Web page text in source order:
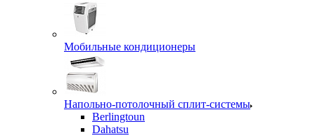
Мобильные кондиционеры
Напольно-потолочный сплит-системы
Berlingtoun
Dahatsu